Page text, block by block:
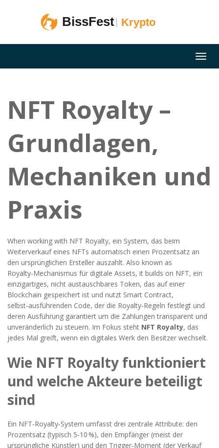
NFT Royalty –
Grundlagen,
Mechaniken und
Praxis
When working with NFT Royalty, ein System, das beim
Weiterverkauf eines NFTs automatisch einen Prozentsatz an
den ursprünglichen Ersteller auszahlt. Also known as
Royalty‑Mechanismus für digitale Assets, it builds on NFT, ein
einzigartiges, nicht austauschbares Token, das auf einer
Blockchain gespeichert ist und nutzt Smart Contract,
selbst‑ausführenden Code, der die Royalty‑Regeln festlegt und
deren Ausführung garantiert um die Zahlungen transparent und
unveränderlich zu steuern. Im Fokus steht NFT Royalty, das
jedes Mal greift, wenn ein digitales Werk den Besitzer wechselt.
Wie NFT Royalty funktioniert
und welche Akteure beteiligt
sind
Ein NFT‑Royalty‑System umfasst drei zentrale Attribute: den
Prozentsatz (typisch 5‑10 %), den Empfänger (meist der
ursprüngliche Künstler) und den Trigger‑Moment (der Verkauf